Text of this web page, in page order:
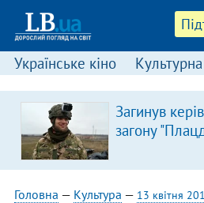
Українське кіно
Загинув
загону
Головна — Культура — 13 квітня